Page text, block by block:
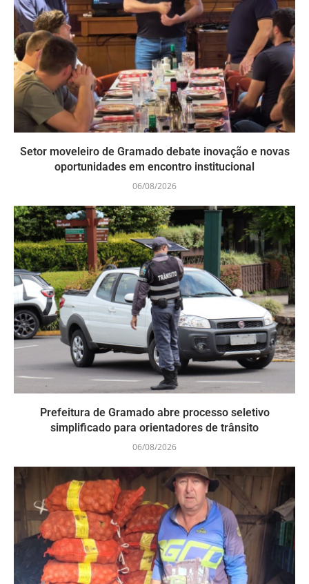
Setor moveleiro de Gramado debate inovação e novas
oportunidades em encontro institucional
06/08/2026
Prefeitura de Gramado abre processo seletivo
simplificado para orientadores de trânsito
06/08/2026